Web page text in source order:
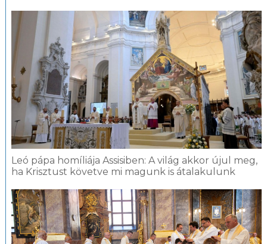
Leó pápa homíliája Assisiben: A világ akkor újul meg,
ha Krisztust követve mi magunk is átalakulunk